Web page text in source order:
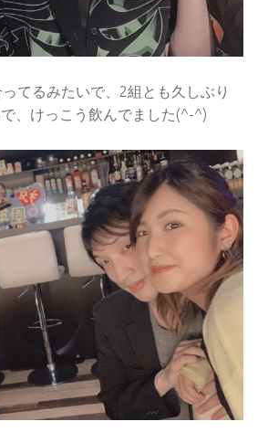
てるみたいで、2組とも久しぶり
、けっこう飲んでました(^-^)